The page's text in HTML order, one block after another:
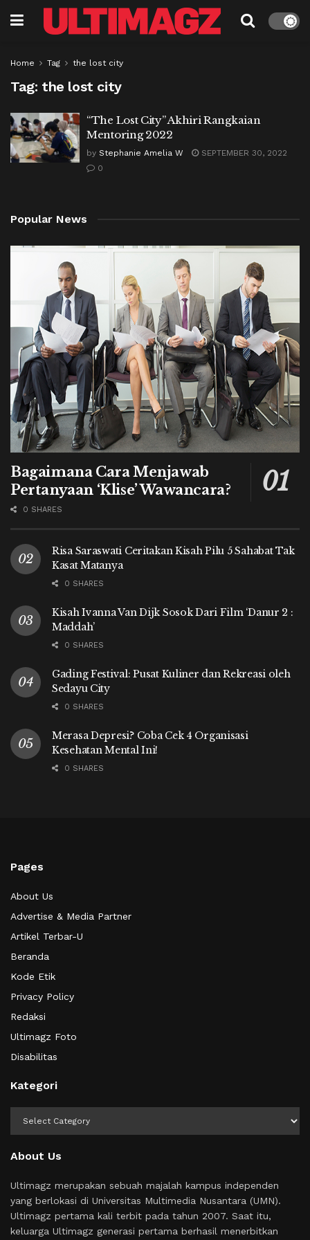
Home Tag the lost city
Tag: the lost city
“The Lost City” Akhiri Rangkaian
Mentoring 2022
by Stephanie Amelia W
SEPTEMBER 30, 2022
0
Popular News
Bagaimana Cara Menjawab
Pertanyaan ‘Klise’ Wawancara?
0 SHARES
Risa Saraswati Ceritakan Kisah Pilu 5 Sahabat Tak
Kasat Matanya
0 SHARES
Kisah Ivanna Van Dijk Sosok Dari Film ‘Danur 2 :
Maddah’
0 SHARES
Gading Festival: Pusat Kuliner dan Rekreasi oleh
Sedayu City
0 SHARES
Merasa Depresi? Coba Cek 4 Organisasi
Kesehatan Mental Ini!
0 SHARES
Pages
About Us
Advertise & Media Partner
Artikel Terbar-U
Beranda
Kode Etik
Privacy Policy
Redaksi
Ultimagz Foto
Disabilitas
Kategori
About Us
Ultimagz merupakan sebuah majalah kampus independen
yang berlokasi di Universitas Multimedia Nusantara (UMN).
Ultimagz pertama kali terbit pada tahun 2007. Saat itu,
keluarga Ultimagz generasi pertama berhasil menerbitkan